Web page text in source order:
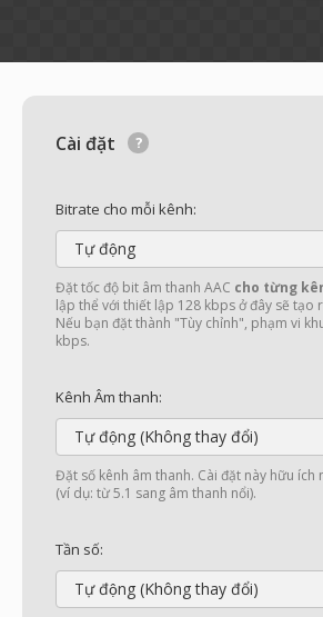
Cài đặt
Bitrate cho mỗi kênh:
Tự động
Đặt tốc độ bit âm thanh AAC cho từng
lập thể với thiết lập 128 kbps ở đây sẽ tạo
Nếu bạn đặt thành "Tùy chỉnh", phạm vi
kbps.
Kênh Âm thanh:
Tự động (Không thay đổi)
Đặt số kênh âm thanh. Cài đặt này hữu ích
(ví dụ: từ 5.1 sang âm thanh nổi).
Tần số:
Tự động (Không thay đổi)